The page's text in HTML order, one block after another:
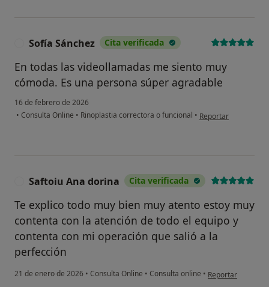
Sofía Sánchez Cita verificada
En todas las videollamadas me siento muy
cómoda. Es una persona súper agradable
16 de febrero de 2026
• Consulta Online • Rinoplastia correctora o funcional • en opinión del
Reportar
Saftoiu Ana dorina Cita verificada
Te explico todo muy bien muy atento estoy muy
contenta con la atención de todo el equipo y
contenta con mi operación que salió a la
perfección
21 de enero de 2026 • Consulta Online • Consulta online • en opinión del
Reportar